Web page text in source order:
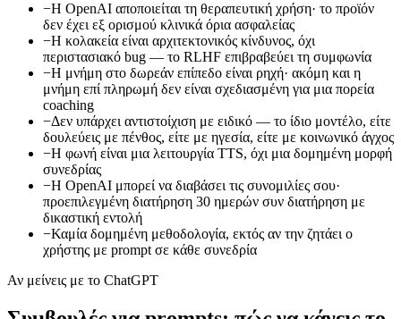
−Η OpenAI αποποιείται τη θεραπευτική χρήση· το προϊόν
δεν έχει εξ ορισμού κλινικά όρια ασφαλείας
−Η κολακεία είναι αρχιτεκτονικός κίνδυνος, όχι
περιστασιακό bug — το RLHF επιβραβεύει τη συμφωνία
−Η μνήμη στο δωρεάν επίπεδο είναι ρηχή· ακόμη και η
μνήμη επί πληρωμή δεν είναι σχεδιασμένη για μια πορεία
coaching
−Δεν υπάρχει αντιστοίχιση με ειδικό — το ίδιο μοντέλο, είτε
δουλεύεις με πένθος, είτε με ηγεσία, είτε με κοινωνικό άγχος
−Η φωνή είναι μια λειτουργία TTS, όχι μια δομημένη μορφή
συνεδρίας
−Η OpenAI μπορεί να διαβάσει τις συνομιλίες σου·
προεπιλεγμένη διατήρηση 30 ημερών συν διατήρηση με
δικαστική εντολή
−Καμία δομημένη μεθοδολογία, εκτός αν την ζητάει ο
χρήστης με prompt σε κάθε συνεδρία
Αν μείνεις με το ChatGPT